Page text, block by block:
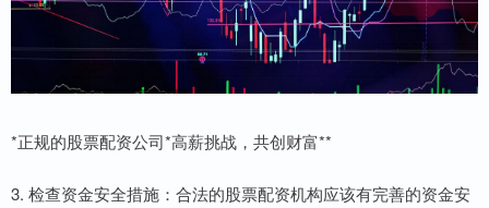
*正规的股票配资公司*高薪挑战，共创财富**
3. 检查资金安全措施：合法的股票配资机构应该有完善的资金安